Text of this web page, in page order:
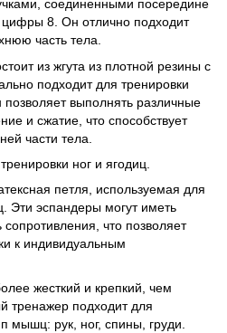
соединенными посередине
8. Он отлично подходит
часть тела.
из жгута из плотной резины с
подходит для тренировки
выполнять различные
и сжатие, что способствует
части тела.
ног и ягодиц.
петля, используемая для
Эти эспандеры могут иметь
что позволяет
к индивидуальным
жесткий и крепкий, чем
тренажер подходит для
мышц: рук, ног, спины, груди.